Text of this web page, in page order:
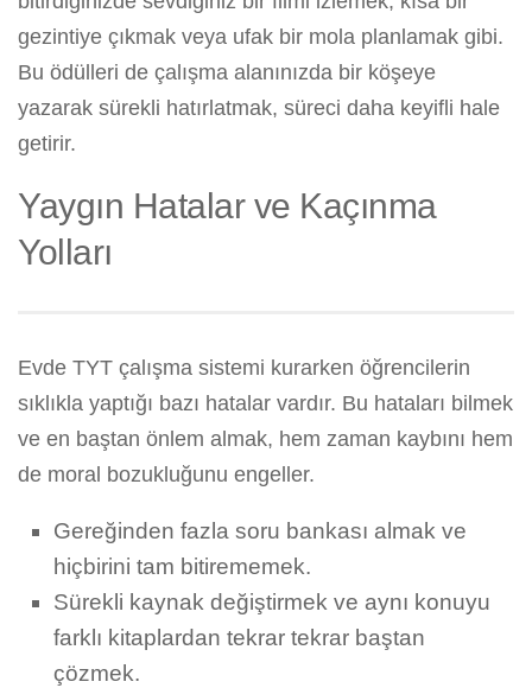
gezintiye çıkmak veya ufak bir mola planlamak gibi.
Bu ödülleri de çalışma alanınızda bir köşeye
yazarak sürekli hatırlatmak, süreci daha keyifli hale
getirir.
Yaygın Hatalar ve Kaçınma
Yolları
Evde TYT çalışma sistemi kurarken öğrencilerin
sıklıkla yaptığı bazı hatalar vardır. Bu hataları bilmek
ve en baştan önlem almak, hem zaman kaybını hem
de moral bozukluğunu engeller.
Gereğinden fazla soru bankası almak ve
hiçbirini tam bitirememek.
Sürekli kaynak değiştirmek ve aynı konuyu
farklı kitaplardan tekrar tekrar baştan
çözmek.